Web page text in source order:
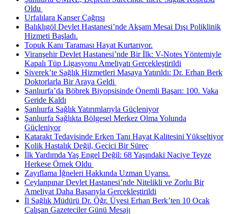
Oldu ​
Urfalılara Kanser Çağrısı
Balıklıgöl Devlet Hastanesi’nde Akşam Mesai Dışı Poliklinik
Hizmeti Başladı.
Topuk Kanı Taraması Hayat Kurtarıyor.
Viranşehir Devlet Hastanesi’nde Bir İlk: V-Notes Yöntemiyle
Kapalı Tüp Ligasyonu Ameliyatı Gerçekleştirildi
Siverek’te Sağlık Hizmetleri Masaya Yatırıldı: Dr. Erhan Berk
Doktorlarla Bir Araya Geldi ​
Şanlıurfa’da Böbrek Biyopsisinde Önemli Başarı: 100. Vaka
Geride Kaldı
Şanlıurfa Sağlık Yatırımlarıyla Güçleniyor
Şanlıurfa Sağlıkta Bölgesel Merkez Olma Yolunda
Güçleniyor
Katarakt Tedavisinde Erken Tanı Hayat Kalitesini Yükseltiyor
Kolik Hastalık Değil, Geçici Bir Süreç
İlk Yardımda Yaş Engel Değil: 68 Yaşındaki Naciye Teyze
Herkese Örnek Oldu ​
Zayıflama İğneleri Hakkında Uzman Uyarısı.
Ceylanpınar Devlet Hastanesi’nde Nitelikli ve Zorlu Bir
Ameliyat Daha Başarıyla Gerçekleştirildi
İl Sağlık Müdürü Dr. Öğr. Üyesi Erhan Berk’ten 10 Ocak
Çalışan Gazeteciler Günü Mesajı